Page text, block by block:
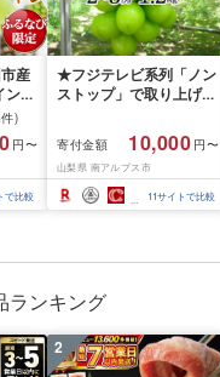
産
ンマ
3
マ
件)
円〜
で比較
★フジテレビ系列「ノン
ストップ」で取り上げら
先行予約]南アルプス市
産シャインマスカット
1.2kg以上(2〜3房)ふる
さと納税 おすすめ 山梨
県 南アルプス市 送料無
寄付金額 10,000 円〜
山梨県 南アルプス市
11サイトで比較
ランキング
2